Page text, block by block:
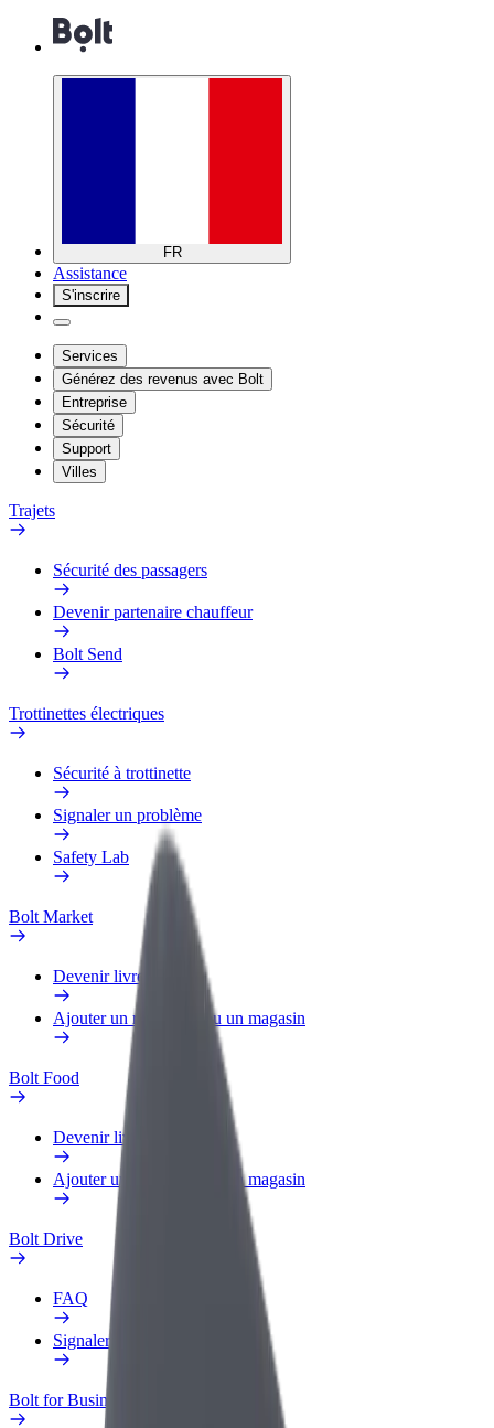
FR
Assistance
S'inscrire
Services
Générez des revenus avec Bolt
Entreprise
Sécurité
Support
Villes
Trajets
Sécurité des passagers
Devenir partenaire chauffeur
Bolt Send
Trottinettes électriques
Sécurité à trottinette
Signaler un problème
Safety Lab
Bolt Market
Devenir livreur
Ajouter un restaurant ou un magasin
Bolt Food
Devenir livreur
Ajouter un restaurant ou un magasin
Bolt Drive
FAQ
Signaler un véhicule
Bolt for Business